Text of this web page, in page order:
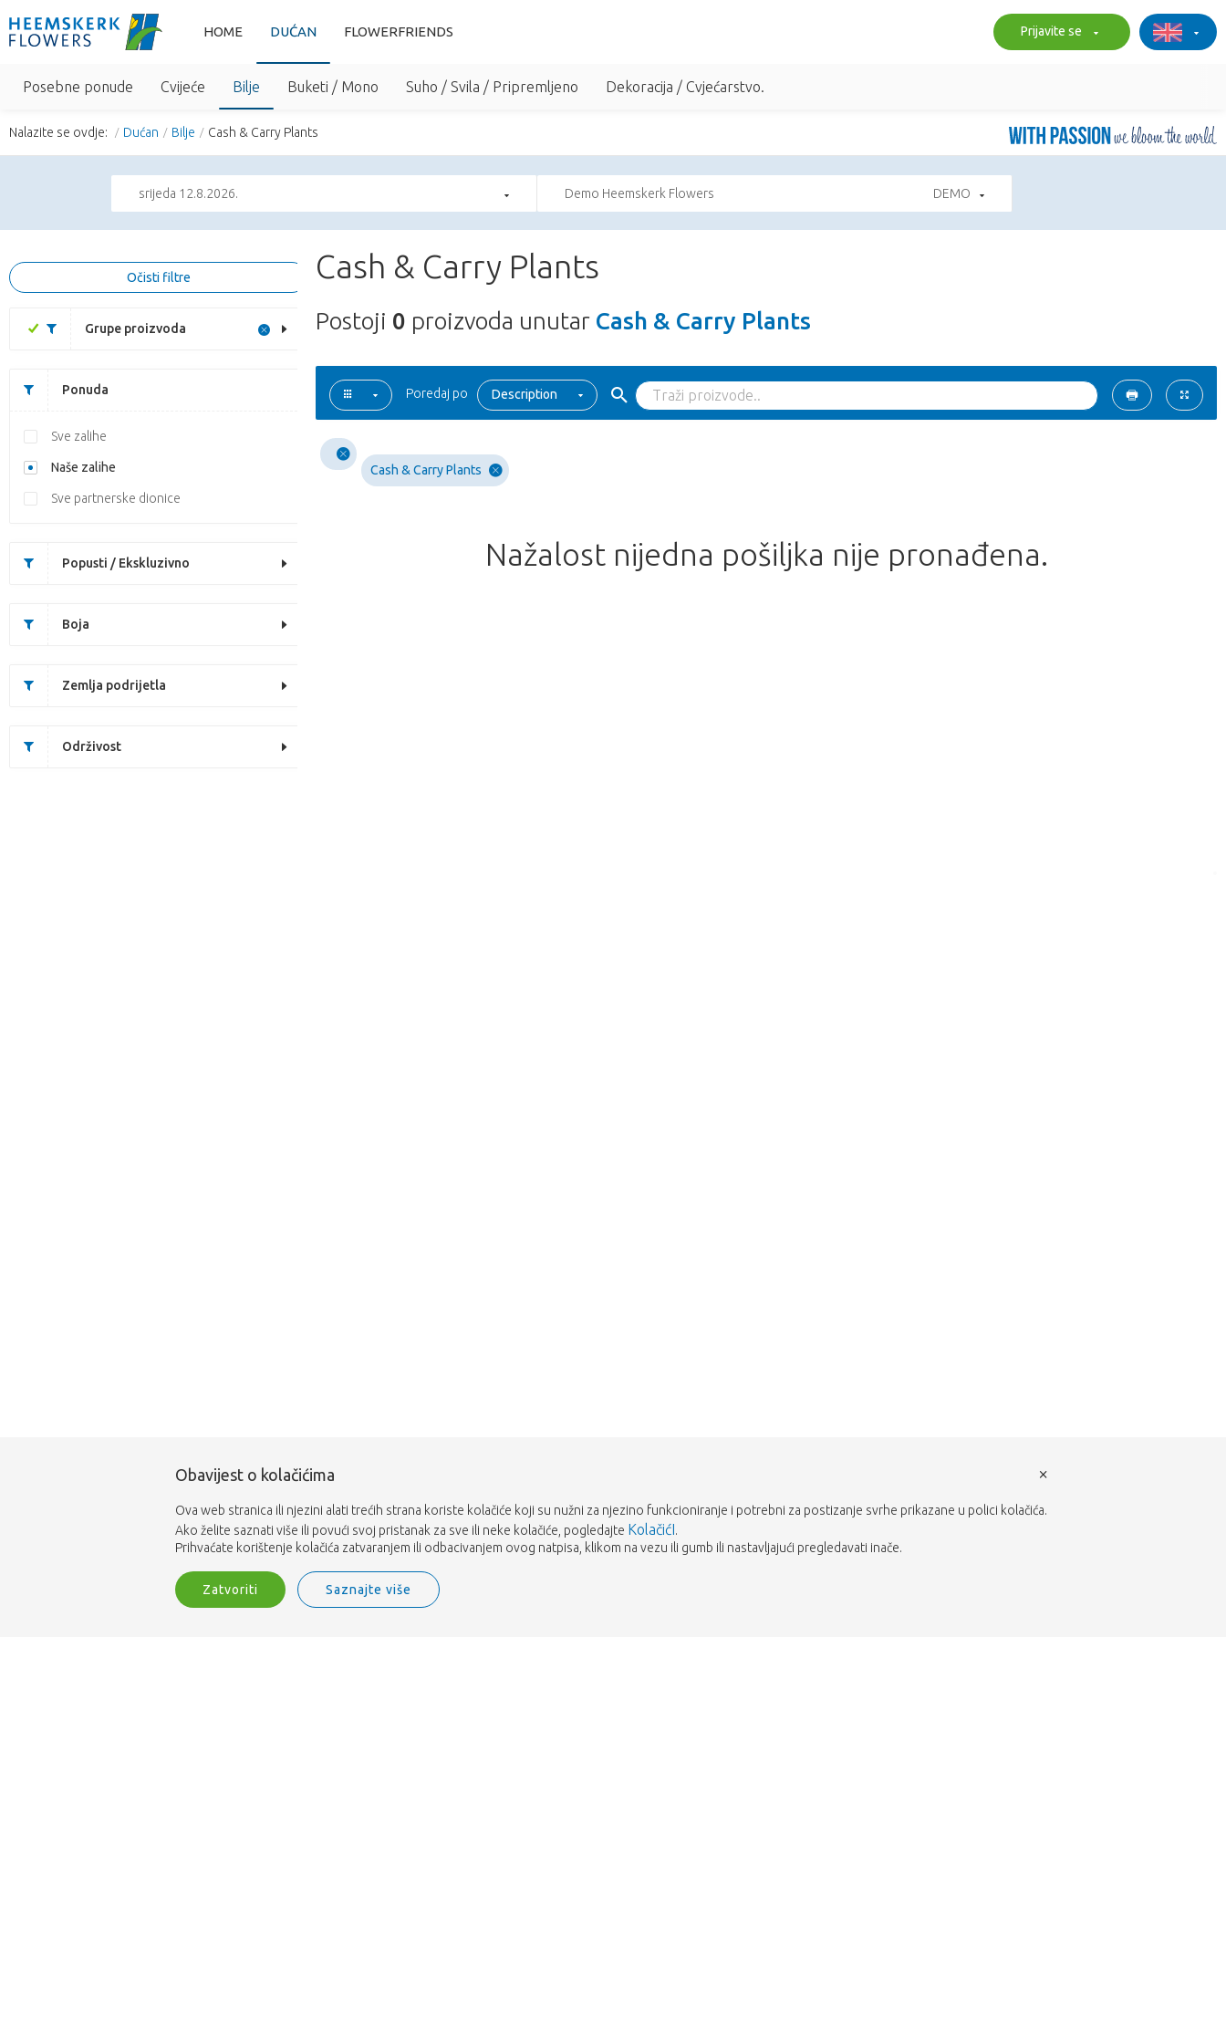
HOME DUĆAN FLOWERFRIENDS Prijavite se
Posebne ponude Cvijeće Bilje Buketi / Mono Suho / Svila / Pripremljeno Dekoracija / Cvjećarstvo.
Nalazite se ovdje: Dućan Bilje Cash & Carry Plants
srijeda 12.8.2026. Demo Heemskerk Flowers DEMO
Očisti filtre
Grupe proizvoda
Ponuda
Sve zalihe
Naše zalihe
Sve partnerske dionice
Popusti / Ekskluzivno
Boja
Zemlja podrijetla
Održivost
Cash & Carry Plants
Postoji 0 proizvoda unutar Cash & Carry Plants
Poredaj po Description
Cash & Carry Plants
Nažalost nijedna pošiljka nije pronađena.
Obavijest o kolačićima
Ova web stranica ili njezini alati trećih strana koriste kolačiće koji su nužni za njezino funkcioniranje i potrebni za postizanje svrhe prikazane u polici kolačića.
Ako želite saznati više ili povući svoj pristanak za sve ili neke kolačiće, pogledajte KolačićI.
Prihvaćate korištenje kolačića zatvaranjem ili odbacivanjem ovog natpisa, klikom na vezu ili gumb ili nastavljajući pregledavati inače.
Zatvoriti Saznajte više
×